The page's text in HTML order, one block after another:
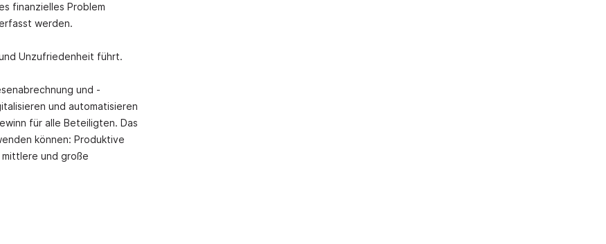
finanzielles Problem
werden.
Unzufriedenheit führt.
und -
und automatisieren
für alle Beteiligten. Das
können: Produktive
und große